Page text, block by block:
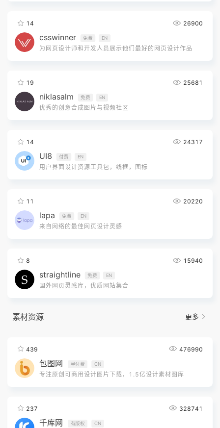
14 26900
csswinner 免费 EN
为网页设计师和开发人员展示他们最好的网页设计作品
19 25681
niklasalm 免费 EN
优秀的创意合成图片与视频社区
14 24317
UI8 付费 EN
用户界面设计资源工具包，线框，图标
11 20220
lapa 免费 EN
来自网络的最佳网页设计灵感
8 15940
straightline 免费 EN
国外网页灵感库，优质网站集合
素材资源 更多
439 476990
包图网 半付费 CN
专注原创可商用设计图片下载，1.5亿设计素材图库
237 328741
千库网 有版权 CN